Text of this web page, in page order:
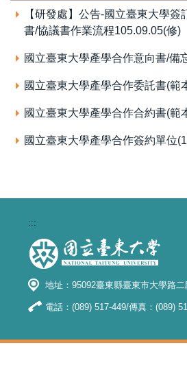
【研發處】公告-國立臺東大學簽
書/協議書作業流程105.09.05(修)
國立臺東大學產學合作意向書/備
國立臺東大學產學合作委託書(範
國立臺東大學產學合作合約書(範
國立臺東大學產學合作簽約單位
:::
地址：95092臺東縣臺東市大學路二
電話：(089) 517-449/傳真：(089)